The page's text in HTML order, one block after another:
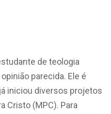
de teologia
parecida. Ele é
iniciou diversos projetos
Cristo (MPC). Para